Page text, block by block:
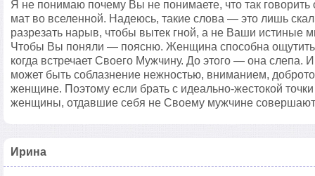
Я не понимаю почему Вы не понимаете, что так
мат во вселенной. Надеюсь, такие слова — это лишь
разрезать нарыв, чтобы вытек гной, а не Ваши истиные
Чтобы Вы поняли — поясню. Женщина способна ощутить
когда встречает Своего Мужчину. До этого — она слепа.
может быть соблазнение нежностью, вниманием,
женщине. Поэтому если брать с идеально-жестокой
женщины, отдавшие себя не Своему мужчине
Ирина